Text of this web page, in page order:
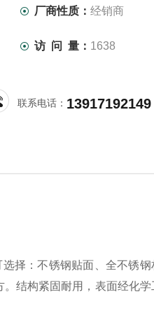
厂商性质：经销商
访 问 量： 1638
联系电话： 13917192149
择：不锈钢贴面、全不锈钢
结构紧固耐用，表面经化学